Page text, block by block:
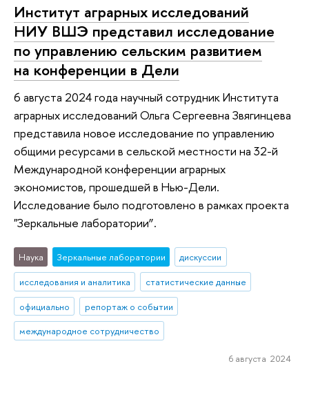
Институт аграрных исследований
НИУ ВШЭ представил исследование
по управлению сельским развитием
на конференции в Дели
6 августа 2024 года научный сотрудник Института
аграрных исследований Ольга Сергеевна Звягинцева
представила новое исследование по управлению
общими ресурсами в сельской местности на 32-й
Международной конференции аграрных
экономистов, прошедшей в Нью-Дели.
Исследование было подготовлено в рамках проекта
"Зеркальные лаборатории”.
Наука Зеркальные лаборатории
дискуссии
исследования и аналитика
статистические данные
официально
репортаж о событии
международное сотрудничество
6 августа 2024